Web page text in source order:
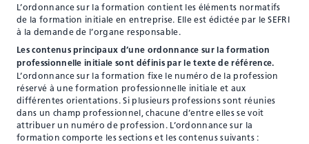
L’ordonnance sur la formation contient les éléments normatifs
de la formation initiale en entreprise. Elle est édictée par le SEFRI
à la demande de l’organe responsable.
Les contenus principaux d’une ordonnance sur la formation
professionnelle initiale sont définis par le texte de référence.
L’ordonnance sur la formation fixe le numéro de la profession
réservé à une formation professionnelle initiale et aux
différentes orientations. Si plusieurs professions sont réunies
dans un champ professionnel, chacune d’entre elles se voit
attribuer un numéro de profession. L’ordonnance sur la
formation comporte les sections et les contenus suivants :